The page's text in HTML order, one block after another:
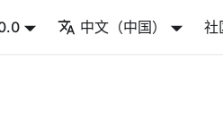
中文（中国） 社